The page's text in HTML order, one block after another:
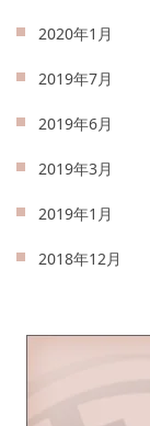
2020年1月
2019年7月
2019年6月
2019年3月
2019年1月
2018年12月